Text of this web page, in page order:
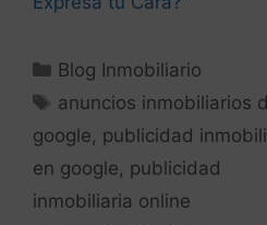
google , publicidad
inmobiliaria online
"7 Secretos para
Vender Más Inmuebles.
Ponlos en Práctica"
“5 Consejos de